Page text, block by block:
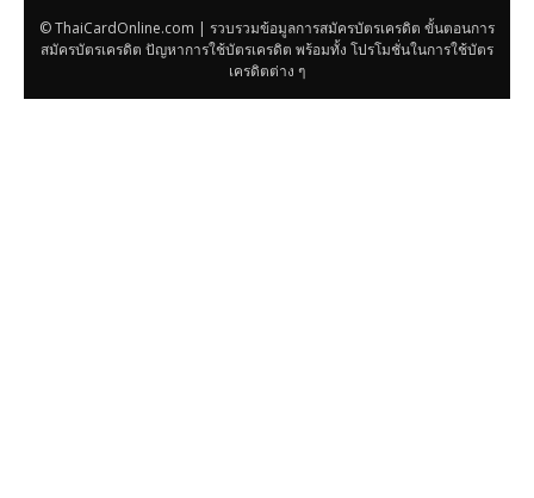
© ThaiCardOnline.com | รวบรวมข้อมูลการสมัครบัตรเครดิต ขั้นตอนการ
สมัครบัตรเครดิต ปัญหาการใช้บัตรเครดิต พร้อมทั้ง โปรโมชั่นในการใช้บัตร
เครดิตต่าง ๆ